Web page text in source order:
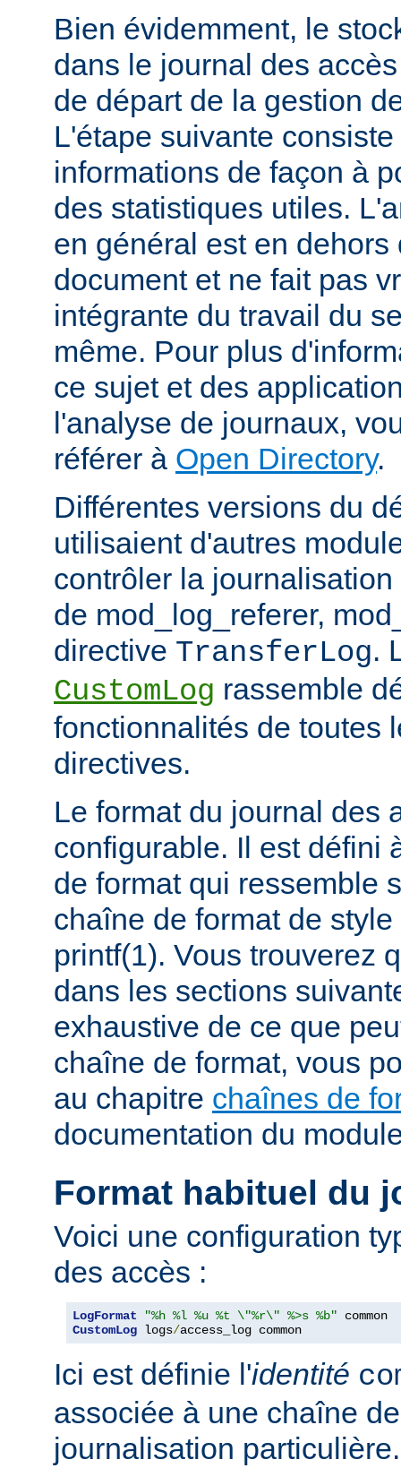
Bien évidemment, le
dans le journal des
de départ de la gestion
L'étape suivante
informations de façon à
des statistiques utiles.
en général est en dehors
document et ne fait pas
intégrante du travail du
même. Pour plus
ce sujet et des
l'analyse de journaux,
référer à Open Directory.
Différentes versions du
utilisaient d'autres
contrôler la
de mod_log_referer,
directive TransferLog.
CustomLog rassemble
fonctionnalités de toutes
directives.
Le format du journal des
configurable. Il est défini
de format qui ressemble
chaîne de format de
printf(1). Vous trouverez
dans les sections
exhaustive de ce que
chaîne de format, vous
au chapitre chaînes de
documentation du
Format habituel du
Voici une configuration
des accès :
LogFormat "%h %l %u %t \"%r\" %>s %b"
CustomLog logs/access_log common
Ici est définie l'identité
associée à une chaîne
journalisation